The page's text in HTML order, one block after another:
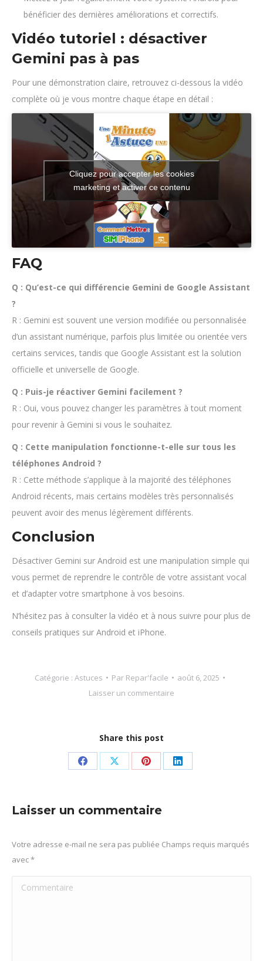
bénéficier des dernières améliorations et correctifs.
Vidéo tutoriel : désactiver
Gemini pas à pas
Pour une démonstration claire, retrouvez ci-dessous la vidéo
complète où je vous montre chaque étape en détail :
Cliquez pour accepter les cookies
marketing et activer ce contenu
FAQ
Q : Qu’est-ce qui différencie Gemini de Google Assistant
?
R : Gemini est souvent une version modifiée ou personnalisée
d’un assistant numérique, parfois plus limitée ou orientée vers
certains services, tandis que Google Assistant est la solution
officielle et universelle de Google.
Q : Puis-je réactiver Gemini facilement ?
R : Oui, vous pouvez changer les paramètres à tout moment
pour revenir à Gemini si vous le souhaitez.
Q : Cette manipulation fonctionne-t-elle sur tous les
téléphones Android ?
R : Cette méthode s’applique à la majorité des téléphones
Android récents, mais certains modèles très personnalisés
peuvent avoir des menus légèrement différents.
Conclusion
Désactiver Gemini sur Android est une manipulation simple qui
vous permet de reprendre le contrôle de votre assistant vocal
et d’adapter votre smartphone à vos besoins.
N’hésitez pas à consulter la vidéo et à nous suivre pour plus de
conseils pratiques sur Android et iPhone.
Catégorie : Astuces Par Repar'facile
août 6, 2025
Laisser un commentaire
Share this post
PartagerPartagerPartager
Pinterest
Partager
Laisser un commentaire
Votre adresse e-mail ne sera pas publiée Champs requis marqués
avec*
Commentaire